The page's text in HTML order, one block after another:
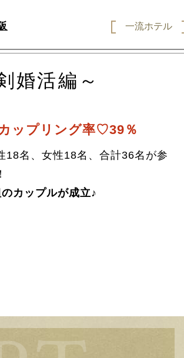
一流ホテル
婚活編～
ップリング率♡39％
18名、女性18名、合計36名が参
カップルが成立♪